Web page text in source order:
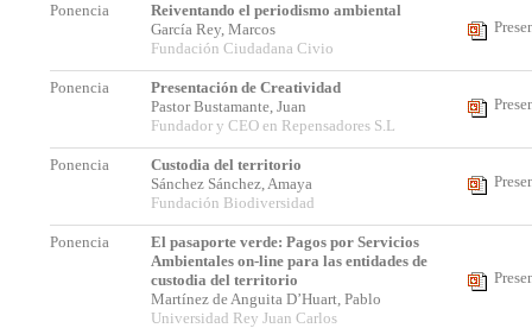
Ponencia
Reiventando el periodismo ambiental
García Rey, Marcos
Fundación Ciudadana Civio
Ponencia
Presentación de Creatividad
Pastor Bustamante, Juan
Fundador y CEO en Repensadores S.L
Ponencia
Custodia del territorio
Sánchez Sánchez, Amaya
Fundación Biodiversidad
Ponencia
El pasaporte verde: Pagos por Servicios
Ambientales on-line para las entidades de
custodia del territorio
Martínez de Anguita D’Huart, Pablo
Universidad Rey Juan Carlos